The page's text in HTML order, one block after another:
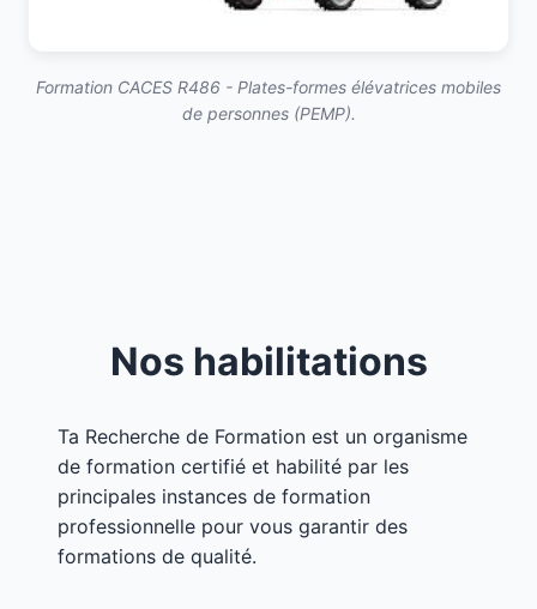
Formation CACES R486 - Plates-formes élévatrices mobiles
de personnes (PEMP).
Nos habilitations
Ta Recherche de Formation est un organisme
de formation certifié et habilité par les
principales instances de formation
professionnelle pour vous garantir des
formations de qualité.